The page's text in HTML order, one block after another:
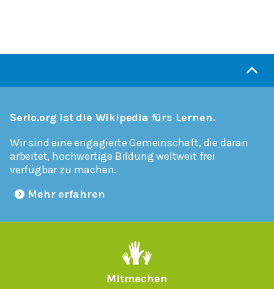
Serlo.org ist die Wikipedia fürs Lernen.
Wir sind eine engagierte Gemeinschaft, die daran
arbeitet, hochwertige Bildung weltweit frei
verfügbar zu machen.
Mehr erfahren
Mitmachen